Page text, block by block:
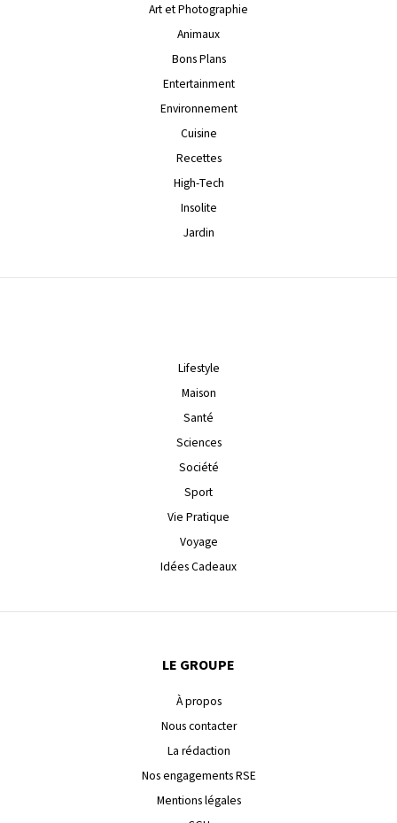
Art et Photographie
Animaux
Bons Plans
Entertainment
Environnement
Cuisine
Recettes
High-Tech
Insolite
Jardin
Lifestyle
Maison
Santé
Sciences
Société
Sport
Vie Pratique
Voyage
Idées Cadeaux
LE GROUPE
À propos
Nous contacter
La rédaction
Nos engagements RSE
Mentions légales